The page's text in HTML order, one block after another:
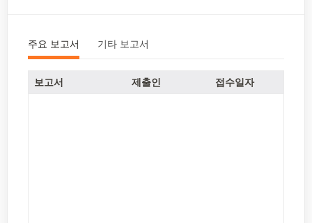
주요 보고서 기타 보고서
보고서 제출인 접수일자